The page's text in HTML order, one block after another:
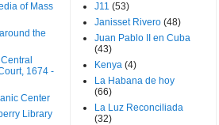
of Mass
the
1674 -
Center
Library
J11 (53)
Janisset Rivero (48)
Juan Pablo II en Cuba
(43)
Kenya (4)
La Habana de hoy
(66)
La Luz Reconciliada
(32)